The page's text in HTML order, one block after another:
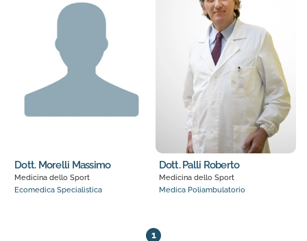
Dott. Morelli Massimo
Medicina dello Sport
Ecomedica Specialistica
Dott. Palli Roberto
Medicina dello Sport
Medica Poliambulatorio
1